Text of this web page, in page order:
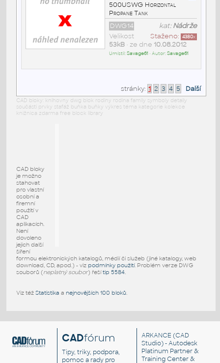
500USWG Horizontal
Propane Tank
kat:Nádrže
DWG14
Staženo: 4380x
Velikost
53kB• ze dne 10.08.2012
Umístil:Savage61 • Autor:Savage61
stránky: 1 2 3 4 5 Další
CAD bloky: knihovny dwg blok rodiny rodina family symboly detaily
součásti prvky stafáž buňka buňky výkres téma kategorie kolekce
knižnica zdarma free block library
CAD bloky
je možno
stahovat
pro vlastní
osobní a
firemní
použití v
CAD
aplikacích.
Není
dovoleno
jejich další
šíření
formou elektronických katalogů, médií či služeb (jiné katalogy, web
download, CD, apod.) - viz podmínky použití. Problém verze DWG
souborů (neplatný soubor) řešítip 5584.
Viz též Statistika a nejnovějších 100 bloků.
CADfórum
Tipy, triky, podpora,
pomoc a rady pro
ARKANCE (CAD
Studio) - Autodesk
Platinum Partner &
Training Center &